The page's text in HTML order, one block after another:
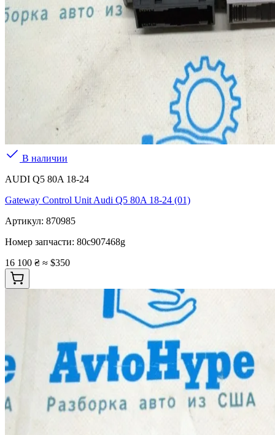
В наличии
AUDI Q5 80A 18-24
Gateway Control Unit Audi Q5 80A 18-24 (01)
Артикул: 870985
Номер запчасти: 80c907468g
16 100 ₴ ≈ $350